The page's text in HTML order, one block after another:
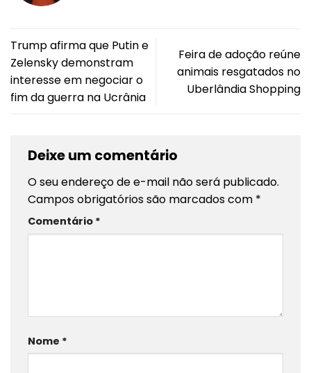
Trump afirma que Putin e
Zelensky demonstram
interesse em negociar o
fim da guerra na Ucrânia
Feira de adoção reúne
animais resgatados no
Uberlândia Shopping
Deixe um comentário
O seu endereço de e-mail não será publicado.
Campos obrigatórios são marcados com *
Comentário *
Nome *